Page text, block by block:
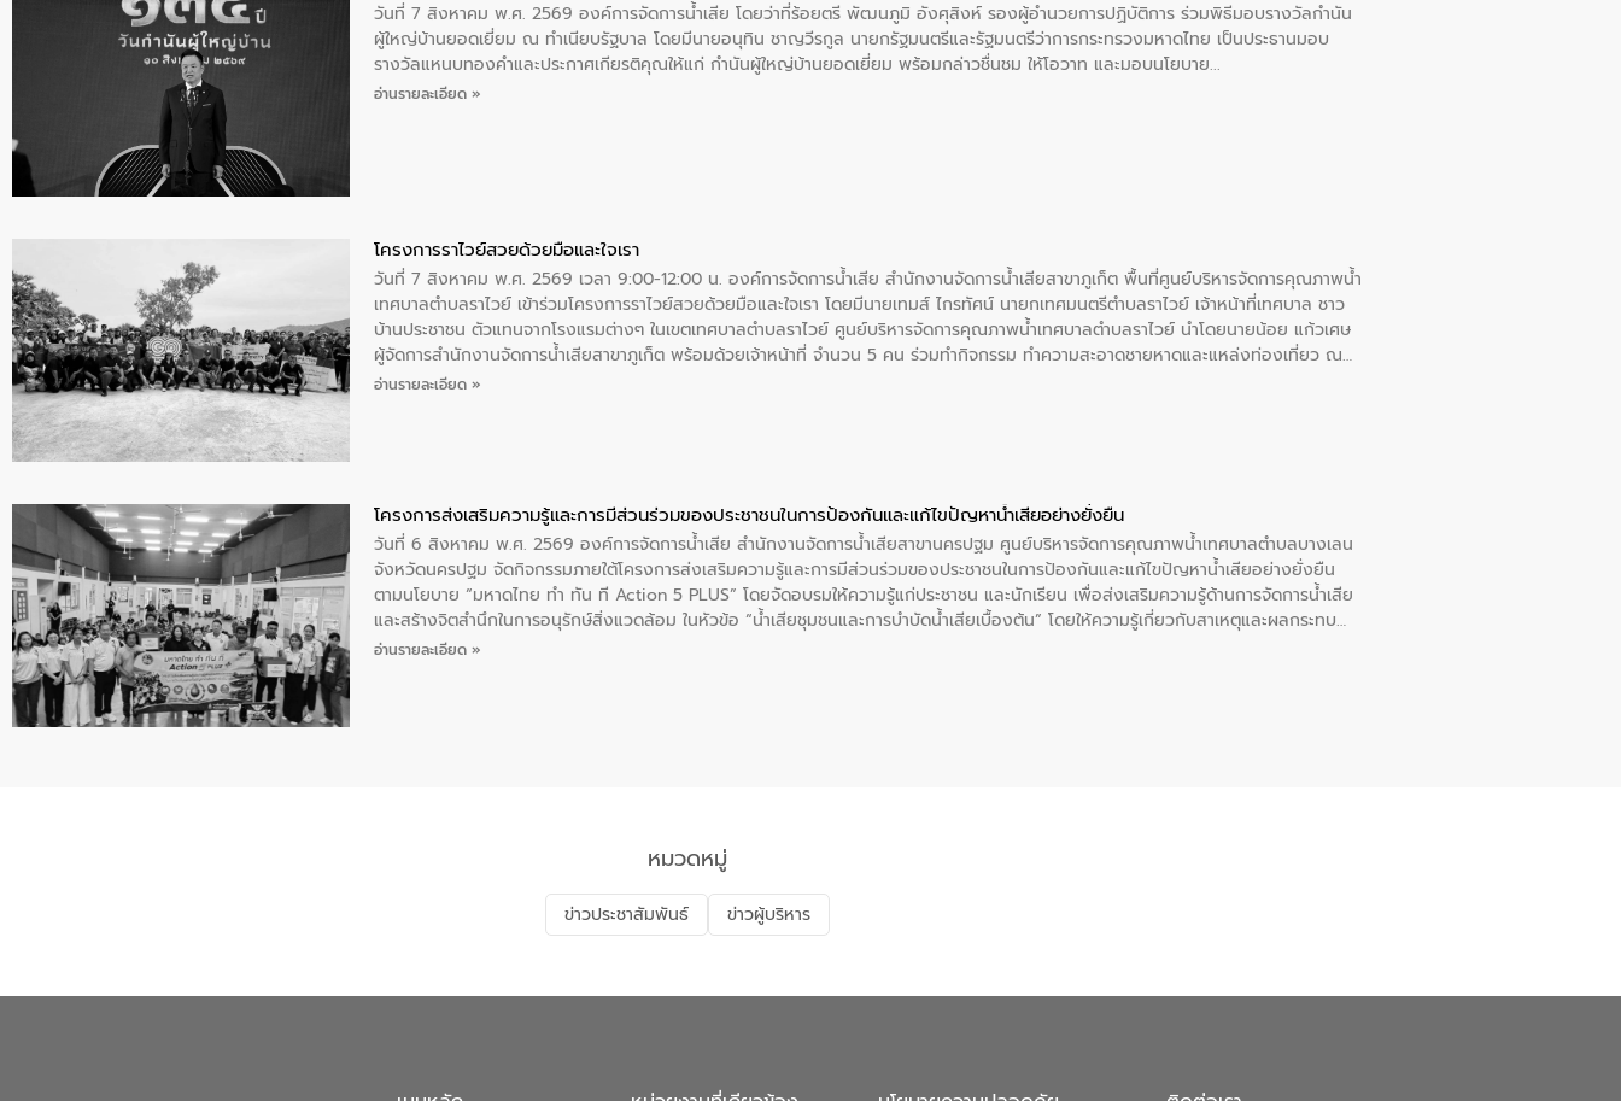
วันที่ 7 สิงหาคม พ.ศ. 2569 องค์การจัดการน้ำเสีย โดยว่าที่ร้อยตรี พัฒนภูมิ อังศุสิงห์ รองผู้อำนวยการปฏิบัติการ ร่วมพิธีมอบรางวัลกำนัน
ผู้ใหญ่บ้านยอดเยี่ยม ณ ทำเนียบรัฐบาล โดยมีนายอนุทิน ชาญวีรกูล นายกรัฐมนตรีและรัฐมนตรีว่าการกระทรวงมหาดไทย เป็นประธานมอบ
รางวัลแหนบทองคำและประกาศเกียรติคุณให้แก่ กำนันผู้ใหญ่บ้านยอดเยี่ยม พร้อมกล่าวชื่นชม ให้โอวาท และมอบนโยบาย
อ่านรายละเอียด »
โครงการราไวย์สวยด้วยมือและใจเรา
วันที่ 7 สิงหาคม พ.ศ. 2569 เวลา 9:00-12:00 น. องค์การจัดการน้ำเสีย สำนักงานจัดการน้ำเสียสาขาภูเก็ต พื้นที่ศูนย์บริหารจัดการคุณภาพน้ำ
เทศบาลตำบลราไวย์ เข้าร่วมโครงการราไวย์สวยด้วยมือและใจเรา โดยมีนายเทมส์ ไกรทัศน์ นายกเทศมนตรีตำบลราไวย์ เจ้าหน้าที่เทศบาล ชาว
บ้านประชาชน ตัวแทนจากโรงแรมต่างๆ ในเขตเทศบาลตำบลราไวย์ ศูนย์บริหารจัดการคุณภาพน้ำเทศบาลตำบลราไวย์ นำโดยนายน้อย แก้วเศษ
ผู้จัดการสำนักงานจัดการน้ำเสียสาขาภูเก็ต พร้อมด้วยเจ้าหน้าที่ จำนวน 5 คน ร่วมทำกิจกรรม ทำความสะอาดชายหาดและแหล่งท่องเที่ยว ณ
บริเวณแหลมพรหมเทพ หมู่ที่ 6 ตำบลราไวย์ อำเภอเมือง จังหวัดภูเก็ต
อ่านรายละเอียด »
โครงการส่งเสริมความรู้และการมีส่วนร่วมของประชาชนในการป้องกันและแก้ไขปัญหาน้ำเสียอย่างยั่งยืน
วันที่ 6 สิงหาคม พ.ศ. 2569 องค์การจัดการน้ำเสีย สำนักงานจัดการน้ำเสียสาขานครปฐม ศูนย์บริหารจัดการคุณภาพน้ำเทศบาลตำบลบางเลน
จังหวัดนครปฐม จัดกิจกรรมภายใต้โครงการส่งเสริมความรู้และการมีส่วนร่วมของประชาชนในการป้องกันและแก้ไขปัญหาน้ำเสียอย่างยั่งยืน
ตามนโยบาย “มหาดไทย ทำ ทัน ที Action 5 PLUS” โดยจัดอบรมให้ความรู้แก่ประชาชน และนักเรียน เพื่อส่งเสริมความรู้ด้านการจัดการน้ำเสีย
และสร้างจิตสำนึกในการอนุรักษ์สิ่งแวดล้อม ในหัวข้อ “น้ำเสียชุมชนและการบำบัดน้ำเสียเบื้องต้น” โดยให้ความรู้เกี่ยวกับสาเหตุและผลกระทบ
ของน้ำเสีย แนวทางการลดการเกิดน้ำเสียจากแหล่งกำเนิด การบำบัดน้ำเสียเบื้องต้นในครัวเรือน ณ เทศบาลตำบลบางเลน จังหวัดนครปฐม
อ่านรายละเอียด »
หมวดหมู่
ข่าวประชาสัมพันธ์ ข่าวผู้บริหาร